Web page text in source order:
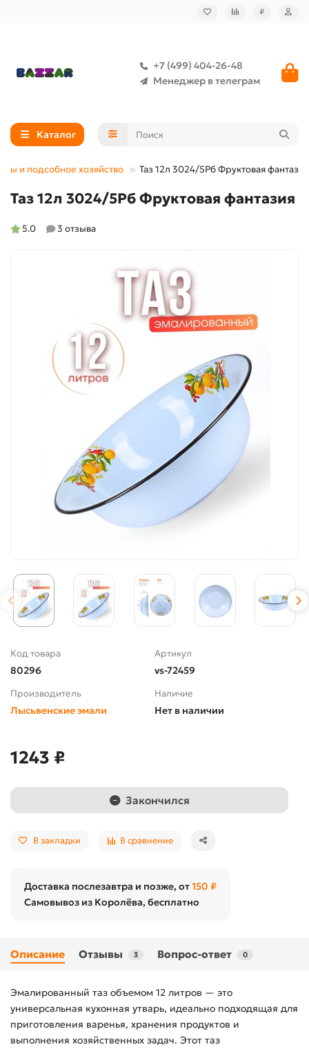
₽
+7 (499) 404-26-48
Менеджер в телеграм
Каталог
и подсобное хозяйство Таз 12л 3024/5Рб Фруктовая фантазия
Таз 12л 3024/5Рб Фруктовая фантазия
5.0 3 отзыва
Код товара
80296
Артикул
vs-72459
Производитель
Лысьвенские эмали
Наличие
Нет в наличии
1243 ₽
Закончился
В закладки В сравнение
Доставка послезавтра и позже, от150 ₽
Самовывоз из Королёва, бесплатно
Описание Отзывы 3 Вопрос-ответ 0
Эмалированный таз объемом 12 литров — это
универсальная кухонная утварь, идеально подходящая для
приготовления варенья, хранения продуктов и
выполнения хозяйственных задач. Этот таз